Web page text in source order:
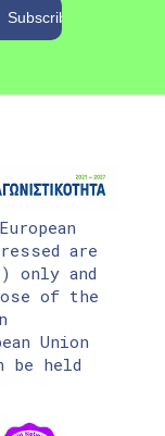
are
only and
of the
Union
be held